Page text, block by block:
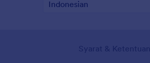
Syarat & Ketentuan